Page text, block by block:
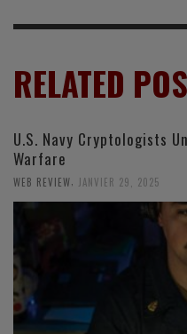
RELATED
U.S. Navy Cryptologists
Warfare
WEB REVIEW JANVIER 29, 2025